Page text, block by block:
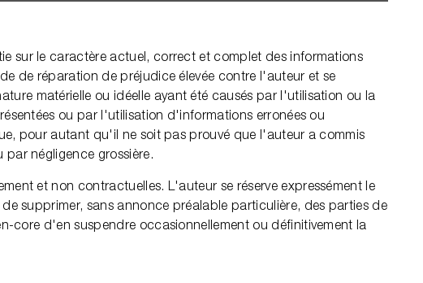
sur le caractère actuel, correct et complet des informations
de réparation de préjudice élevée contre l'auteur et se
matérielle ou idéelle ayant été causés par l'utilisation ou la
ou par l'utilisation d'informations erronées ou
pour autant qu'il ne soit pas prouvé que l'auteur a commis
par négligence grossière.
et non contractuelles. L'auteur se réserve expressément le
supprimer, sans annonce préalable particulière, des parties de
core d'en suspendre occasionnellement ou définitivement la